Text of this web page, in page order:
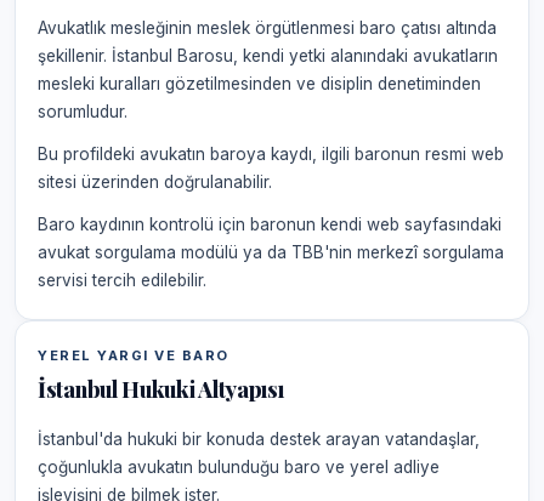
Avukatlık mesleğinin meslek örgütlenmesi baro çatısı altında
şekillenir. İstanbul Barosu, kendi yetki alanındaki avukatların
mesleki kuralları gözetilmesinden ve disiplin denetiminden
sorumludur.
Bu profildeki avukatın baroya kaydı, ilgili baronun resmi web
sitesi üzerinden doğrulanabilir.
Baro kaydının kontrolü için baronun kendi web sayfasındaki
avukat sorgulama modülü ya da TBB'nin merkezî sorgulama
servisi tercih edilebilir.
YEREL YARGI VE BARO
İstanbul Hukuki Altyapısı
İstanbul'da hukuki bir konuda destek arayan vatandaşlar,
çoğunlukla avukatın bulunduğu baro ve yerel adliye
işleyişini de bilmek ister.